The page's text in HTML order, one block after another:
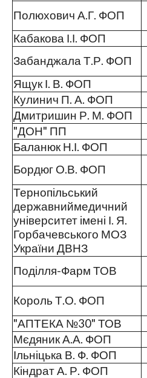
Полюхович А.Г. ФОП
Кабакова І.І. ФОП
Забанджала Т.Р. ФОП
Ящук І. В. ФОП
Кулинич П. А. ФОП
Дмитришин Р. М. ФОП
"ДОН" ПП
Баланюк Н.І. ФОП
Бордюг О.В. ФОП
Тернопільський
державниймедичний
університет імені І. Я.
Горбачевського МОЗ
України ДВНЗ
Поділля-Фарм ТОВ
Король Т.О. ФОП
"АПТЕКА №30" ТОВ
Мєдяник А.А. ФОП
Ільніцька В. Ф. ФОП
Кіндрат А. Р. ФОП